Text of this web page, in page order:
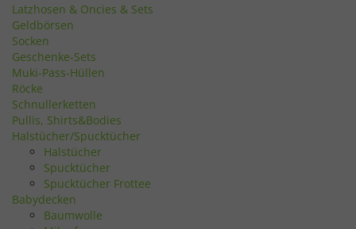
Latzhosen & Oncies & Sets
Geldbörsen
Socken
Geschenke-Sets
Muki-Pass-Hüllen
Röcke
Schnullerketten
Pullis, Shirts&Bodies
Halstücher/Spucktücher
Halstücher
Spucktücher
Spucktücher Frottee
Babydecken
Baumwolle